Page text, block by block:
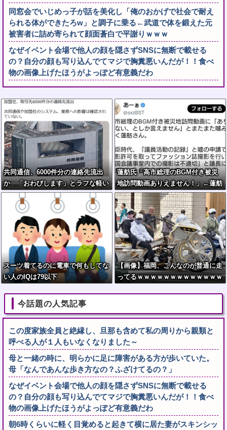
同窓会でいじめっ子が話を美化し「俺のおかげで社会で耐え
られる体ができたろw」と調子に乗る←武道で体を鍛えた元
被害者に詰め寄られて顔面蒼白で平謝りｗｗｗ
なぜイベント会場で他人の顔を隠さずSNSに無断で載せる
の？自分の顔も写り込んでてマジで胸糞悪いんだが！！食べ
物の画像上げたほうがよっぽど有意義だわ
共同通信、6000件分の連絡先流出
か 「おわびします」とラフな軽い
謝罪コメントを発表
蓮舫氏「高市総理のBGM付き被災
地訪問動画ありえません！」←蓮舫
氏の国会議事堂内撮影が掘り返され
る
スーツ着てるのに電車で何もしてな
い人のIQは79以下
【画像】福岡、こんなのが普通に走
ってるｗｗｗｗｗｗｗｗｗｗｗｗｗ
今話題の人気記事
この度家族全員と絶縁し、旦那も含めて私の周りから親類と
呼べる人が１人もいなくなりました～
母と一緒の時に、明らかに足に障害がある方が歩いていた。
母「なんであんな歩き方なの？ふざけてるの？」
なぜイベント会場で他人の顔を隠さずSNSに無断で載せる
の？自分の顔も写り込んでてマジで胸糞悪いんだが！！食べ
物の画像上げたほうがよっぽど有意義だわ
朝6時くらいに軽く目覚めると起きて横に居た妻がスキンシッ